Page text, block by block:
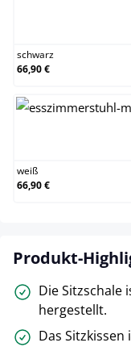
schwarz
66,90 €
weiß
66,90 €
Produkt-
Die Sitzschale
hergestellt.
Das